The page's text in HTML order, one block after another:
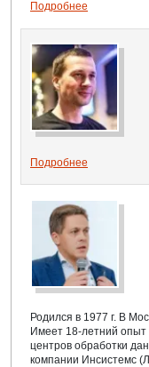
Подробнее
Подробнее
Родился в 1977 г. В
Имеет 18-летний
центров обработки
компании Инсистемс